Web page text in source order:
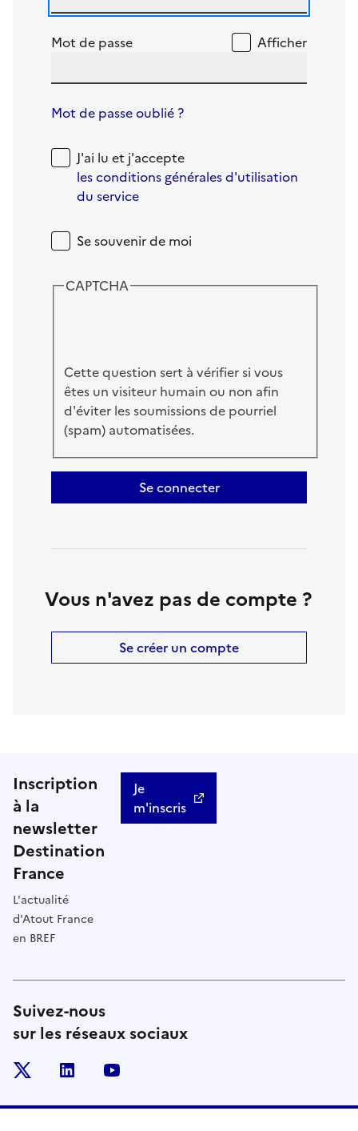
Mot de passe Afficher
Mot de passe oublié ?
J'ai lu et j'accepte
les conditions générales d'utilisation
du service
Se souvenir de moi
CAPTCHA
Cette question sert à vérifier si vous
êtes un visiteur humain ou non afin
d'éviter les soumissions de pourriel
(spam) automatisées.
Se connecter
Vous n'avez pas de compte ?
Se créer un compte
Inscription
à la
newsletter
Destination
France
L'actualité
d'Atout France
en BREF
Je
m'inscris
Suivez-nous
sur les réseaux sociaux
linkedin